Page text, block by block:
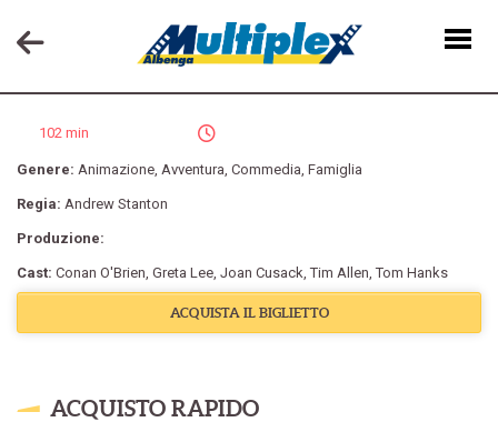
TOY STORY 5
102 min
Genere: Animazione, Avventura, Commedia, Famiglia
Regia: Andrew Stanton
Produzione:
Cast: Conan O'Brien, Greta Lee, Joan Cusack,Tim Allen,Tom Hanks
ACQUISTA IL BIGLIETTO
ACQUISTO RAPIDO